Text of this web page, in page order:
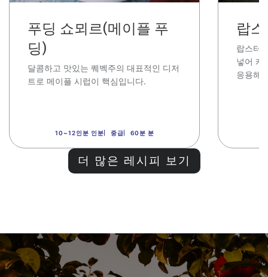
푸딩 쇼뫼르(메이플 푸
딩)
달콤하고 맛있는 퀘벡주의 대표적인 디저
트로 메이플 시럽이 핵심입니다.
10~12인분 인분 중급 60분 분
랍
랍스터
넣어 캐
응용해
더 많은 레시피 보기